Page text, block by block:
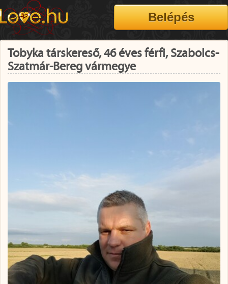
Tobyka társkereső, 46 éves férfi, Szabolcs-
Szatmár-Bereg vármegye